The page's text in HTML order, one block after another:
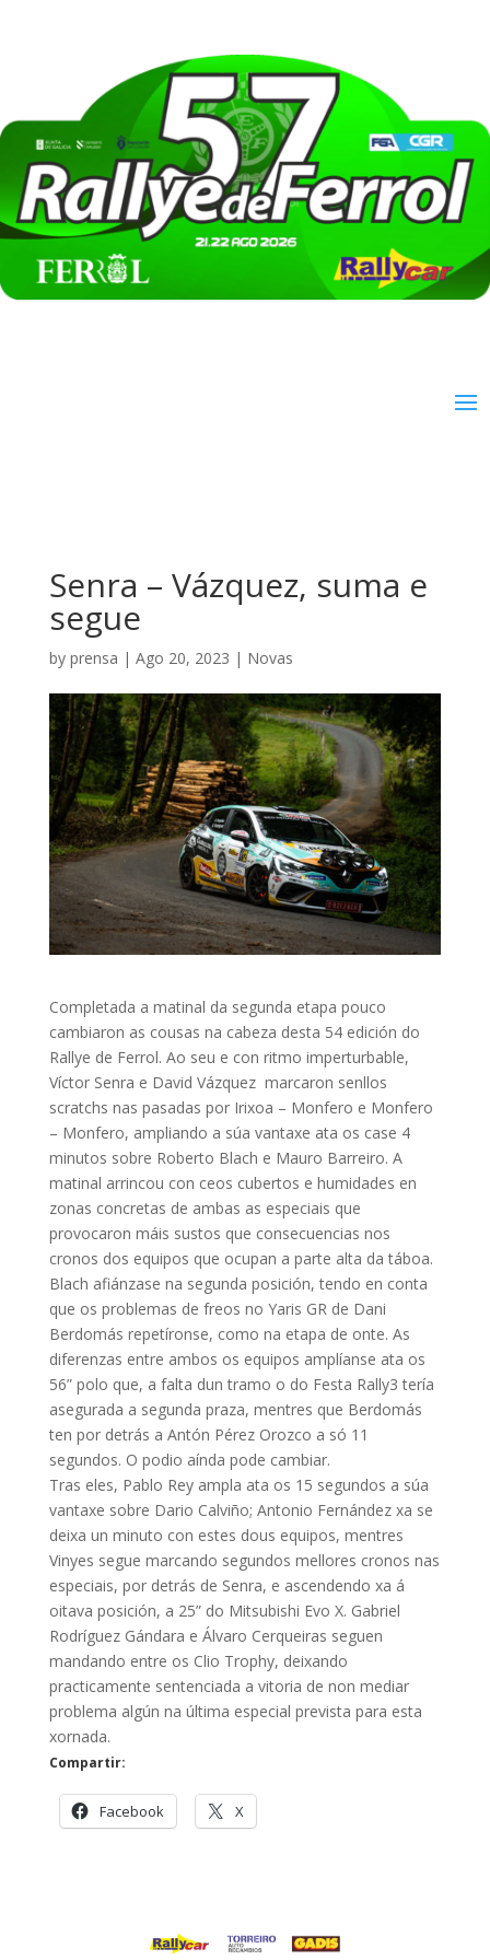
Senra – Vázquez, suma e
segue
by prensa | Ago 20, 2023 | Novas
Completada a matinal da segunda etapa pouco
cambiaron as cousas na cabeza desta 54 edición do
Rallye de Ferrol. Ao seu e con ritmo imperturbable,
Víctor Senra e David Vázquez marcaron senllos
scratchs nas pasadas por Irixoa – Monfero e Monfero
– Monfero, ampliando a súa vantaxe ata os case 4
minutos sobre Roberto Blach e Mauro Barreiro. A
matinal arrincou con ceos cubertos e humidades en
zonas concretas de ambas as especiais que
provocaron máis sustos que consecuencias nos
cronos dos equipos que ocupan a parte alta da táboa.
Blach afiánzase na segunda posición, tendo en conta
que os problemas de freos no Yaris GR de Dani
Berdomás repetíronse, como na etapa de onte. As
diferenzas entre ambos os equipos amplíanse ata os
56” polo que, a falta dun tramo o do Festa Rally3 tería
asegurada a segunda praza, mentres que Berdomás
ten por detrás a Antón Pérez Orozco a só 11
segundos. O podio aínda pode cambiar.
Tras eles, Pablo Rey ampla ata os 15 segundos a súa
vantaxe sobre Dario Calviño; Antonio Fernández xa se
deixa un minuto con estes dous equipos, mentres
Vinyes segue marcando segundos mellores cronos nas
especiais, por detrás de Senra, e ascendendo xa á
oitava posición, a 25” do Mitsubishi Evo X. Gabriel
Rodríguez Gándara e Álvaro Cerqueiras seguen
mandando entre os Clio Trophy, deixando
practicamente sentenciada a vitoria de non mediar
problema algún na última especial prevista para esta
xornada.
Compartir:
Facebook X